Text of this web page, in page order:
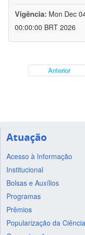
Vigência: Mon Dec
00:00:00 BRT 2026
Anterior
Atuação
Acesso à Informação
Institucional
Bolsas e Auxílios
Programas
Prêmios
Popularização da Ciência